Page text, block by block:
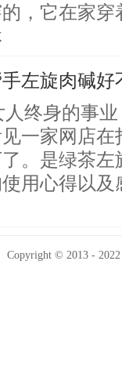
，它在家
左旋肉碱
人终身的事
一家网店
。是绿茶
用心得以
Copyright © 2013 -